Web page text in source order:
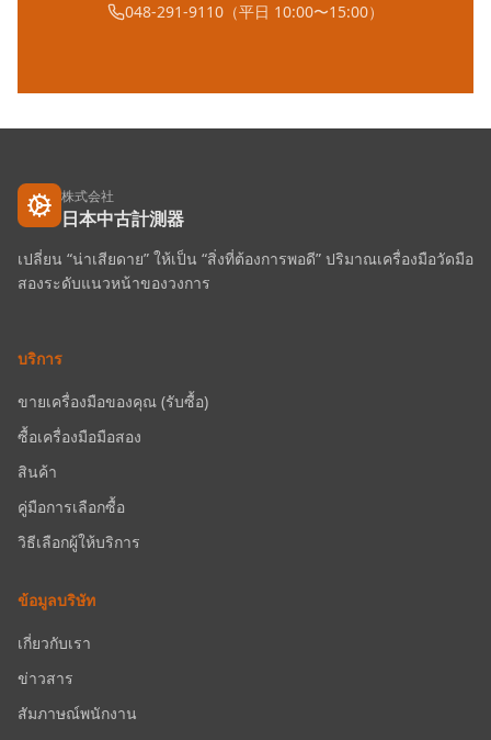
048-291-9110（平日 10:00〜15:00）
株式会社
日本中古計測器
เปลี่ยน “น่าเสียดาย” ให้เป็น “สิ่งที่ต้องการพอดี” ปริมาณเครื่องมือวัดมือ
สองระดับแนวหน้าของวงการ
บริการ
ขายเครื่องมือของคุณ (รับซื้อ)
ซื้อเครื่องมือมือสอง
สินค้า
คู่มือการเลือกซื้อ
วิธีเลือกผู้ให้บริการ
ข้อมูลบริษัท
เกี่ยวกับเรา
ข่าวสาร
สัมภาษณ์พนักงาน